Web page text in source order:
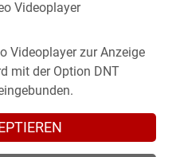
in dieGegenwart
im direkten Vergleich mit
Videoplayer
Videoplayer zur Anzeige
mit der Option DNT